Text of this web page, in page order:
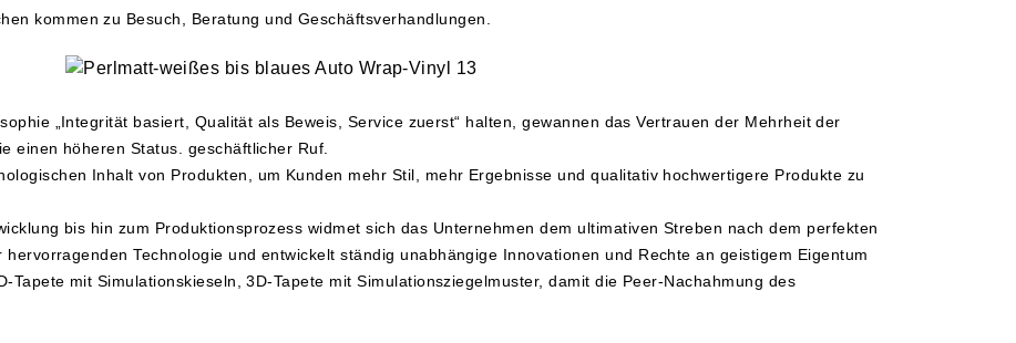
kommen zu Besuch, Beratung und Geschäftsverhandlungen.
„Integrität basiert, Qualität als Beweis, Service zuerst“ halten, gewannen das Vertrauen der Mehrheit der
einen höheren Status. geschäftlicher Ruf.
Inhalt von Produkten, um Kunden mehr Stil, mehr Ergebnisse und qualitativ hochwertigere Produkte zu
bis hin zum Produktionsprozess widmet sich das Unternehmen dem ultimativen Streben nach dem perfekten
Technologie und entwickelt ständig unabhängige Innovationen und Rechte an geistigem Eigentum
Tapete mit Simulationskieseln, 3D-Tapete mit Simulationsziegelmuster, damit die Peer-Nachahmung des